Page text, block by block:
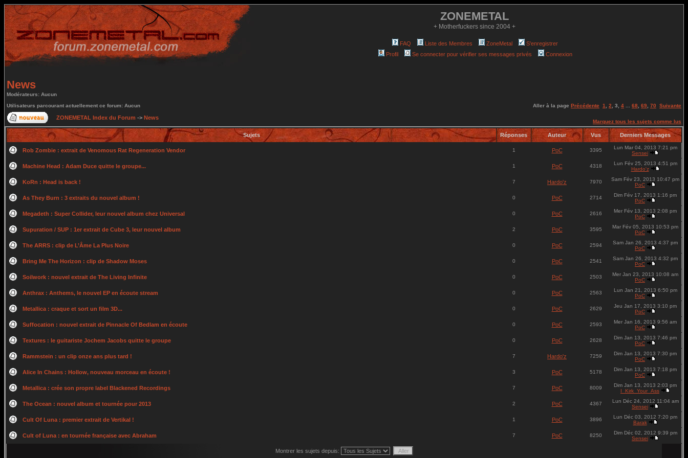
ZONEMETAL
+ Motherfuckers since 2004 +
FAQ Liste des Membres ZoneMetal
S'enregistrer
Profil
Se connecter pour vérifier ses messages privés Connexion
News
Modérateurs: Aucun
Utilisateurs parcourant actuellement ce forum: Aucun
Aller à la page Précédente 1 2 3 4 68 69 70 Suivante
ZONEMETAL Index du Forum -> News
Marquez tous les sujets comme lus
Sujets Réponses Auteur Vus Derniers Messages
Rob Zombie : extrait de Venomous Rat Regeneration Vendor 1 PoC 3395
Lun Mar 04, 2013 7:21 pm
Sensei
Machine Head : Adam Duce quitte le groupe... 1 PoC 4318
Lun Fév 25, 2013 4:51 pm
Hardo'z
KoRn : Head is back ! 7 Hardo'z 7970
Sam Fév 23, 2013 10:47 pm
PoC
As They Burn : 3 extraits du nouvel album ! 0 PoC 2714
Dim Fév 17, 2013 1:16 pm
PoC
Megadeth : Super Collider, leur nouvel album chez Universal 0 PoC 2616
Mer Fév 13, 2013 2:08 pm
PoC
Supuration / SUP : 1er extrait de Cube 3, leur nouvel album 2 PoC 3595
Mar Fév 05, 2013 10:53 pm
PoC
The ARRS : clip de L’Âme La Plus Noire 0 PoC 2594
Sam Jan 26, 2013 4:37 pm
PoC
Bring Me The Horizon : clip de Shadow Moses 0 PoC 2541
Sam Jan 26, 2013 4:32 pm
PoC
Soilwork : nouvel extrait de The Living Infinite 0 PoC 2503
Mer Jan 23, 2013 10:08 am
PoC
Anthrax : Anthems, le nouvel EP en écoute stream 0 PoC 2563
Lun Jan 21, 2013 6:50 pm
PoC
Metallica : craque et sort un film 3D... 0 PoC 2629
Jeu Jan 17, 2013 3:10 pm
PoC
Suffocation : nouvel extrait de Pinnacle Of Bedlam en écoute 0 PoC 2593
Mer Jan 16, 2013 9:56 am
PoC
Textures : le guitariste Jochem Jacobs quitte le groupe 0 PoC 2628
Dim Jan 13, 2013 7:46 pm
PoC
Rammstein : un clip onze ans plus tard ! 7 Hardo'z 7259
Dim Jan 13, 2013 7:30 pm
PoC
Alice In Chains : Hollow, nouveau morceau en écoute ! 3 PoC 5178
Dim Jan 13, 2013 7:18 pm
PoC
Metallica : crée son propre label Blackened Recordings 7 PoC 8009
Dim Jan 13, 2013 2:03 pm
I_Kirk_Your_Ass
The Ocean : nouvel album et tournée pour 2013 2 PoC 4367
Lun Déc 24, 2012 11:04 am
Sensei
Cult Of Luna : premier extrait de Vertikal ! 1 PoC 3896
Lun Déc 03, 2012 7:20 pm
Barak
Cult of Luna : en tournée française avec Abraham 7 PoC 8250
Dim Déc 02, 2012 9:39 pm
Sensei
Montrer les sujets depuis: